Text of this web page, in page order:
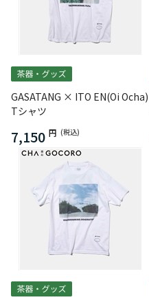
GASATANG × ITO EN(Oi Ocha)
Tシャツ
7,150 円 (税込)